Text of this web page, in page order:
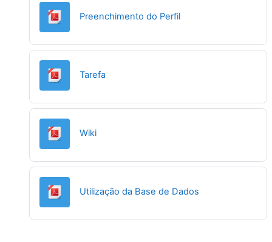
Preenchimento do PerfilURL
TarefaURL
WikiURL
Utilização da Base de Dados